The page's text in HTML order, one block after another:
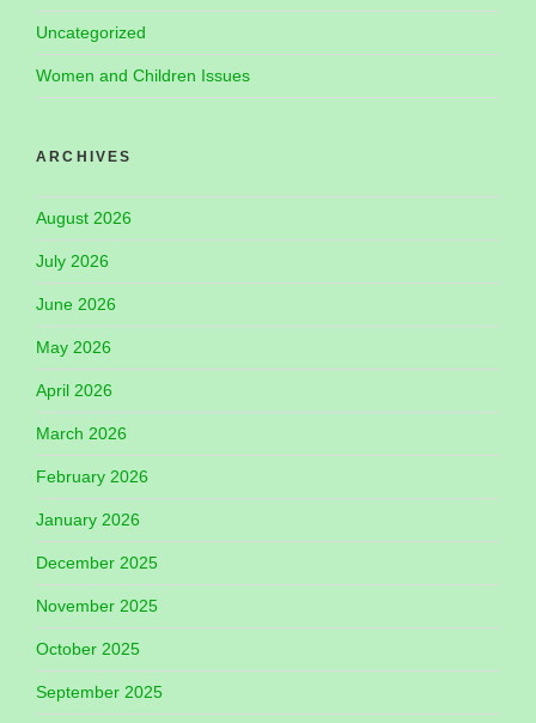
Uncategorized
Women and Children Issues
ARCHIVES
August 2026
July 2026
June 2026
May 2026
April 2026
March 2026
February 2026
January 2026
December 2025
November 2025
October 2025
September 2025